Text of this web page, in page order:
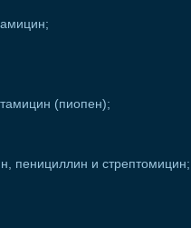
(пиопен);
пенициллин и стрептомицин;